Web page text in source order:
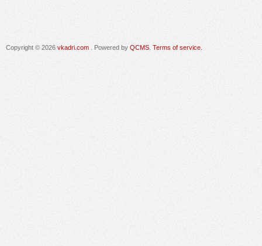
Copyright © 2026 vkadri.com . Powered by QCMS Terms of service.